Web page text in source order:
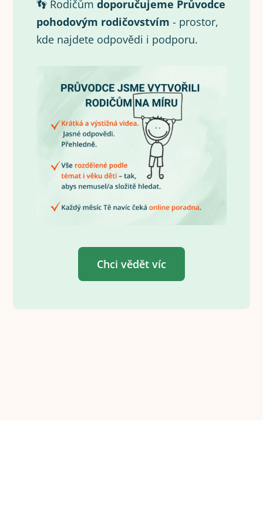
👣 Rodičůmdoporučujeme Průvodce
pohodovým rodičovstvím - prostor,
kde najdete odpovědi i podporu.
Chci vědět víc